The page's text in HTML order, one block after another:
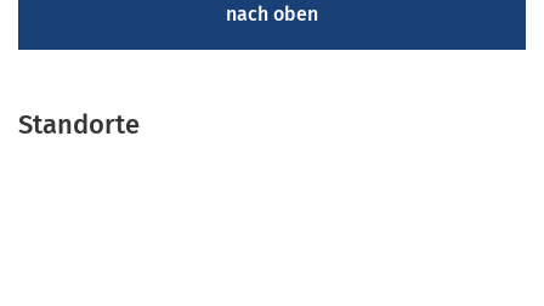
nach oben
Standorte